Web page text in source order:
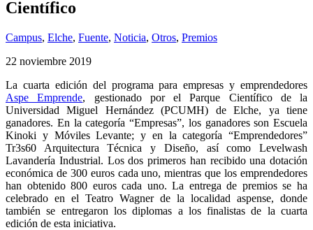
Científico
Campus, Elche, Fuente, Noticia, Otros, Premios
22 noviembre 2019
La cuarta edición del programa para empresas y emprendedores
Aspe Emprende, gestionado por el Parque Científico de la
Universidad Miguel Hernández (PCUMH) de Elche, ya tiene
ganadores. En la categoría “Empresas”, los ganadores son Escuela
Kinoki y Móviles Levante; y en la categoría “Emprendedores”
Tr3s60 Arquitectura Técnica y Diseño, así como Levelwash
Lavandería Industrial. Los dos primeros han recibido una dotación
económica de 300 euros cada uno, mientras que los emprendedores
han obtenido 800 euros cada uno. La entrega de premios se ha
celebrado en el Teatro Wagner de la localidad aspense, donde
también se entregaron los diplomas a los finalistas de la cuarta
edición de esta iniciativa.